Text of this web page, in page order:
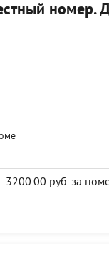
3200.00 руб. за